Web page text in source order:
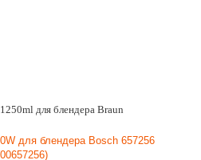
для блендера Braun